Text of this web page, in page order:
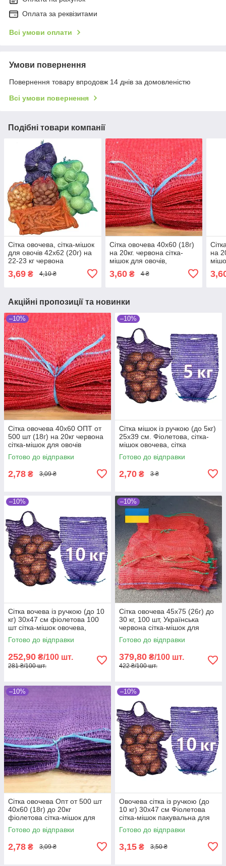
Оплата за реквізитами
Всі умови оплати
Умови повернення
Повернення товару впродовж 14 днів за домовленістю
Всі умови повернення
Подібні товари компанії
Сітка овочева, сітка-мішок
для овочів 42х62 (20г) на
22-23 кг червона
3,69 ₴ 4,10 ₴
Сітка овочева 40х60 (18г)
на 20кг. червона сітка-
мішок для овочів,
3,60₴ 4 ₴
на
Акційні пропозиції та новинки
–10%
Сітка овочева 40х60 ОПТ от
500 шт (18г) на 20кг червона
сітка-мішок для овочів
Готово до відправки
2,78 ₴ 3,09 ₴
–10%
Сітка мішок із ручкою (до 5кг)
25х39 см. Фіолетова, сітка-
мішок овочева, сітка
пакувальна для овочів, мішки
овочеві
Готово до відправки
2,70 ₴ 3 ₴
–10%
Сітка вочева із ручкою (до 10
кг) 30х47 см фіолетова 100
шт сітка-мішок овочева,
мішки овочеві
Готово до відправки
252,90 ₴/100 шт.
281 ₴/100 шт.
–10%
Сітка овочева 45х75 (26г) до
30 кг, 100 шт, Українська
червона сітка-мішок для
овочів
Готово до відправки
379,80 ₴/100 шт.
422 ₴/100 шт.
–10%
Сітка овочева Опт от 500 шт
40х60 (18г) до 20кг
фіолетова сітка-мішок для
овочів
Готово до відправки
2,78 ₴ 3,09 ₴
–10%
Овочева сітка із ручкою (до
10 кг) 30х47 см Фіолетова
сітка-мішок пакувальна для
овочів, мішки овочеві
Готово до відправки
3,15 ₴ 3,50 ₴